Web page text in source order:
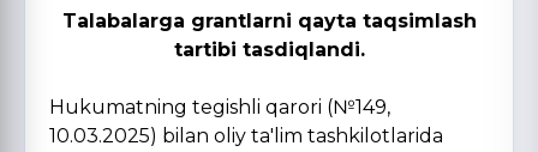
Talabalarga grantlarni qayta taqsimlash
tartibi tasdiqlandi.
Hukumatning tegishli qarori (№149,
10.03.2025) bilan oliy ta'lim tashkilotlarida